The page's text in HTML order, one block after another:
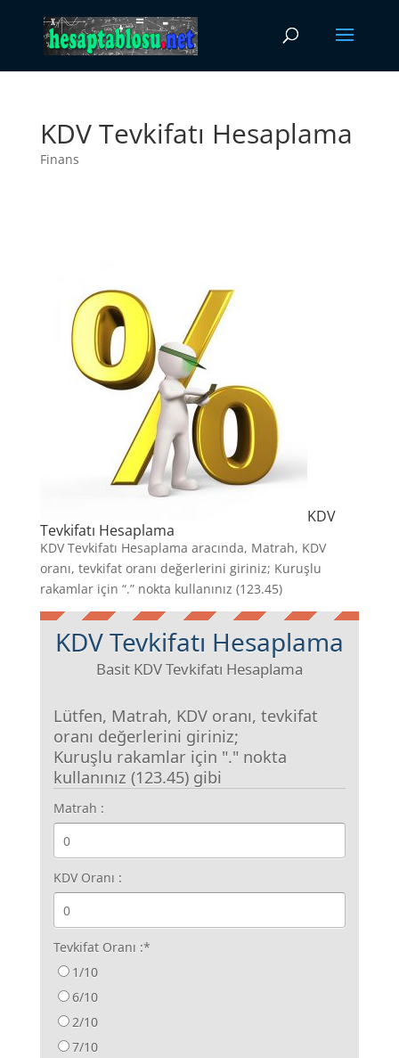
KDV Tevkifatı Hesaplama
Finans
KDV
Tevkifatı Hesaplama
KDV Tevkifatı Hesaplama aracında, Matrah, KDV
oranı, tevkifat oranı değerlerini giriniz; Kuruşlu
rakamlar için “.” nokta kullanınız (123.45)
KDV Tevkifatı Hesaplama
Basit KDV Tevkifatı Hesaplama
Lütfen, Matrah, KDV oranı, tevkifat
oranı değerlerini giriniz;
Kuruşlu rakamlar için "." nokta
kullanınız (123.45) gibi
Matrah :
KDV Oranı :
Tevkifat Oranı :*
1/10
6/10
2/10
7/10